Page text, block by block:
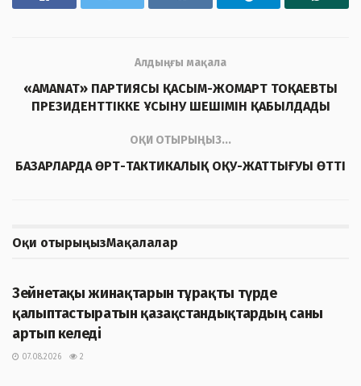
Алдыңғы мақала
«AMANAT» ПАРТИЯСЫ ҚАСЫМ-ЖОМАРТ ТОҚАЕВТЫ
ПРЕЗИДЕНТТІККЕ ҰСЫНУ ШЕШІМІН ҚАБЫЛДАДЫ
ОҚИ ОТЫРЫҢЫЗ...
БАЗАРЛАРДА ӨРТ-ТАКТИКАЛЫҚ ОҚУ-ЖАТТЫҒУЫ ӨТТІ
Оқи отырыңызМақалалар
Зейнетақы жинақтарын тұрақты түрде
қалыптастыратын қазақстандықтардың саны
артып келеді
07.08.2026
2